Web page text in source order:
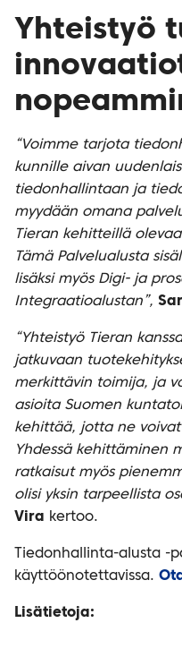
Yhteistyö
“Voimme tarjota
kunnille aivan
tiedonhallintaan ja
myydään omana
Tieran kehitteillä
Tämä Palvelualusta
lisäksi myös Digi- ja
Integraatioalustan”,
“Yhteistyö Tieran
jatkuvaan
merkittävin toimija, ja
asioita Suomen
kehittää, jotta ne
Yhdessä kehittäminen
ratkaisut myös
olisi yksin tarpeellista
Vira kertoo.
Tiedonhallinta-alusta -
käyttöönotettavissa.
Lisätietoja: